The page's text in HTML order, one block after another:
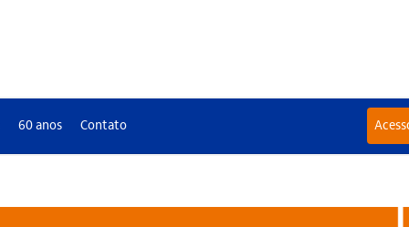
60 anos Contato